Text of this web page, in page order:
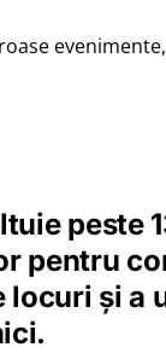
peste
pentru
locuri și a